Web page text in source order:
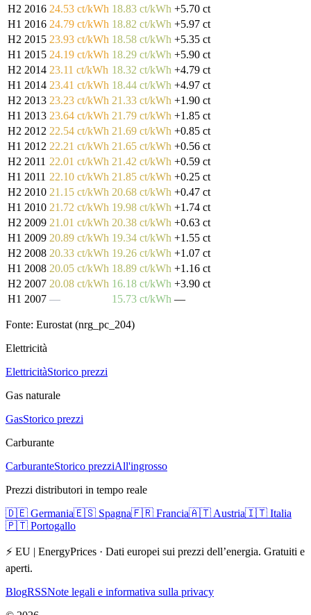
H2 2016 24.53 ct/kWh 18.83 ct/kWh +5.70 ct
H1 2016 24.79 ct/kWh 18.82 ct/kWh +5.97 ct
H2 2015 23.93 ct/kWh 18.58 ct/kWh +5.35 ct
H1 2015 24.19 ct/kWh 18.29 ct/kWh +5.90 ct
H2 2014 23.11 ct/kWh 18.32 ct/kWh +4.79 ct
H1 2014 23.41 ct/kWh 18.44 ct/kWh +4.97 ct
H2 2013 23.23 ct/kWh 21.33 ct/kWh +1.90 ct
H1 2013 23.64 ct/kWh 21.79 ct/kWh +1.85 ct
H2 2012 22.54 ct/kWh 21.69 ct/kWh +0.85 ct
H1 2012 22.21 ct/kWh 21.65 ct/kWh +0.56 ct
H2 2011 22.01 ct/kWh 21.42 ct/kWh +0.59 ct
H1 2011 22.10 ct/kWh 21.85 ct/kWh +0.25 ct
H2 2010 21.15 ct/kWh 20.68 ct/kWh +0.47 ct
H1 2010 21.72 ct/kWh 19.98 ct/kWh +1.74 ct
H2 2009 21.01 ct/kWh 20.38 ct/kWh +0.63 ct
H1 2009 20.89 ct/kWh 19.34 ct/kWh +1.55 ct
H2 2008 20.33 ct/kWh 19.26 ct/kWh +1.07 ct
H1 2008 20.05 ct/kWh 18.89 ct/kWh +1.16 ct
H2 2007 20.08 ct/kWh 16.18 ct/kWh +3.90 ct
H1 2007 — 15.73 ct/kWh —
Fonte: Eurostat (nrg_pc_204)
Elettricità
ElettricitàStorico prezzi
Gas naturale
GasStorico prezzi
Carburante
CarburanteStorico prezziAll'ingrosso
Prezzi distributori in tempo reale
🇩🇪 Germania🇪🇸 Spagna🇫🇷 Francia🇦🇹 Austria🇮🇹 Italia
🇵🇹 Portogallo
⚡ EU | EnergyPrices · Dati europei sui prezzi dell’energia. Gratuiti e
aperti.
BlogRSSNote legali e informativa sulla privacy